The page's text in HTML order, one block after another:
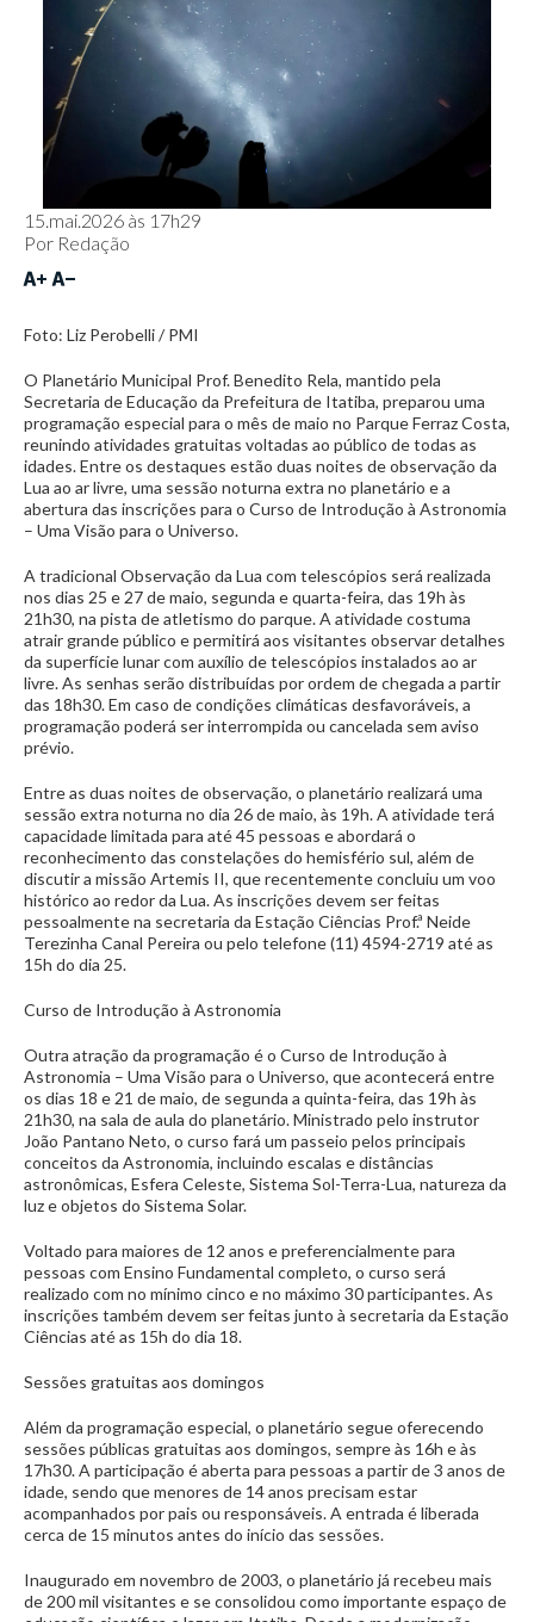
15.mai.2026 às 17h29
Por Redação
Foto: Liz Perobelli / PMI
O Planetário Municipal Prof. Benedito Rela, mantido pela
Secretaria de Educação da Prefeitura de Itatiba, preparou uma
programação especial para o mês de maio no Parque Ferraz Costa,
reunindo atividades gratuitas voltadas ao público de todas as
idades. Entre os destaques estão duas noites de observação da
Lua ao ar livre, uma sessão noturna extra no planetário e a
abertura das inscrições para o Curso de Introdução à Astronomia
– Uma Visão para o Universo.
A tradicional Observação da Lua com telescópios será realizada
nos dias 25 e 27 de maio, segunda e quarta-feira, das 19h às
21h30, na pista de atletismo do parque. A atividade costuma
atrair grande público e permitirá aos visitantes observar detalhes
da superfície lunar com auxílio de telescópios instalados ao ar
livre. As senhas serão distribuídas por ordem de chegada a partir
das 18h30. Em caso de condições climáticas desfavoráveis, a
programação poderá ser interrompida ou cancelada sem aviso
prévio.
Entre as duas noites de observação, o planetário realizará uma
sessão extra noturna no dia 26 de maio, às 19h. A atividade terá
capacidade limitada para até 45 pessoas e abordará o
reconhecimento das constelações do hemisfério sul, além de
discutir a missão Artemis II, que recentemente concluiu um voo
histórico ao redor da Lua. As inscrições devem ser feitas
pessoalmente na secretaria da Estação Ciências Prof.ª Neide
Terezinha Canal Pereira ou pelo telefone (11) 4594-2719 até as
15h do dia 25.
Curso de Introdução à Astronomia
Outra atração da programação é o Curso de Introdução à
Astronomia – Uma Visão para o Universo, que acontecerá entre
os dias 18 e 21 de maio, de segunda a quinta-feira, das 19h às
21h30, na sala de aula do planetário. Ministrado pelo instrutor
João Pantano Neto, o curso fará um passeio pelos principais
conceitos da Astronomia, incluindo escalas e distâncias
astronômicas, Esfera Celeste, Sistema Sol-Terra-Lua, natureza da
luz e objetos do Sistema Solar.
Voltado para maiores de 12 anos e preferencialmente para
pessoas com Ensino Fundamental completo, o curso será
realizado com no mínimo cinco e no máximo 30 participantes. As
inscrições também devem ser feitas junto à secretaria da Estação
Ciências até as 15h do dia 18.
Sessões gratuitas aos domingos
Além da programação especial, o planetário segue oferecendo
sessões públicas gratuitas aos domingos, sempre às 16h e às
17h30. A participação é aberta para pessoas a partir de 3 anos de
idade, sendo que menores de 14 anos precisam estar
acompanhados por pais ou responsáveis. A entrada é liberada
cerca de 15 minutos antes do início das sessões.
Inaugurado em novembro de 2003, o planetário já recebeu mais
de 200 mil visitantes e se consolidou como importante espaço de